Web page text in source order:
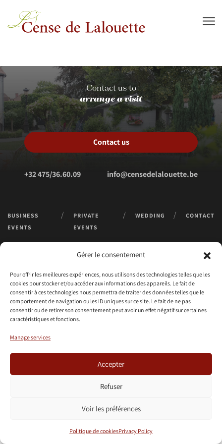
Gérer le consentement
Pour offrir les meilleures expériences, nous utilisons des technologies telles que les
cookies pour stocker et/ou accéder aux informations des appareils. Le fait de
consentir à ces technologies nous permettra de traiter des données telles que le
comportement de navigation ou les ID uniques sur ce site. Le fait de ne pas
consentir ou de retirer son consentement peut avoir un effet négatif sur certaines
caractéristiques et fonctions.
Manage services
Accepter
Refuser
Voir les préférences
Politique de cookiesPrivacy Policy
Contact us to
arrange a visit
Contact us
+32 475/36.60.09 info@censedelalouette.be
OCTOPIX + TEAMM
WORDPRESS
BUSINESS
EVENTS
PRIVATE
EVENTS
WEDDING CONTACT